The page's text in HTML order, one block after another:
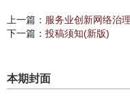
上一篇： 服务业创新网络治
下一篇： 投稿须知(新版)
本期封面